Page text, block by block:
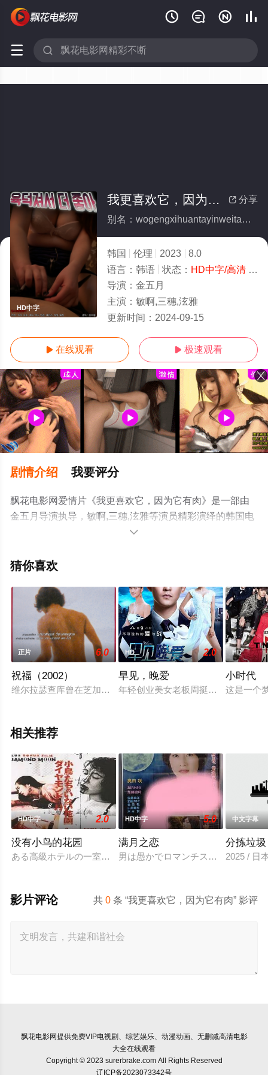
   
 
HD中字
 分享
我更喜欢它，因为它有肉
别名：wogengxihuantayinweitayourou
韩国 伦理 2023
8.0
语言： 韩语 状态： HD中字/高清- 免费在线观看
导演： 金五月
主演： 敏啊,三穗,泫雅
更新时间： 2024-09-15
 在线观看  极速观看
剧情介绍 我要评分
飘花电影网爱情片《我更喜欢它，因为它有肉》是一部由
金五月导演执导，敏啊,三穗,泫雅等演员精彩演绎的韩国电
影，手机免费观看高清未删减完整版电影大全就上飘花影
平台了解。

猜你喜欢
正片 6.0
祝福（2002）
维尔拉瑟查库曾在芝加哥艺术学院进修电影专业，他从泰国的
HD 2.0
早见，晚爱
年轻创业美女老板周挺带领三姐妹
HD
小时代
这是一个
相关推荐
HD中字 2.0
没有小鸟的花园
ある高級ホテルの一室に3組のカップルが集まった。そこで彼
HD中字 5.0
满月之恋
男は愚かでロマンチスト、女はした
中文字幕
分拣垃
2025 / 日
共0 条 “我更喜欢它，因为它有肉” 影评
影片评论
飘花电影网提供免费VIP电视剧、综艺娱乐、动漫动画、无删减高清电影
大全在线观看
Copyright © 2023 surerbrake.com All Rights Reserved
辽ICP备2023073342号